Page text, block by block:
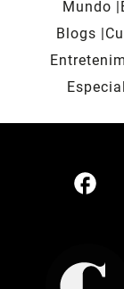
Mundo
Blogs